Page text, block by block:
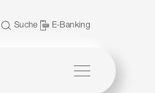
Suche E-Banking